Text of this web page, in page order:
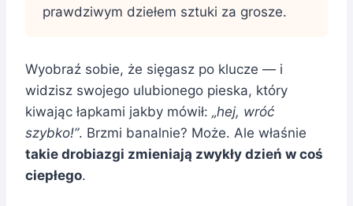
prawdziwym dziełem sztuki za grosze.
Wyobraź sobie, że sięgasz po klucze — i
widzisz swojego ulubionego pieska, który
kiwając łapkami jakby mówił: „hej, wróć
szybko!”. Brzmi banalnie? Może. Ale właśnie
takie drobiazgi zmieniają zwykły dzień w coś
ciepłego.